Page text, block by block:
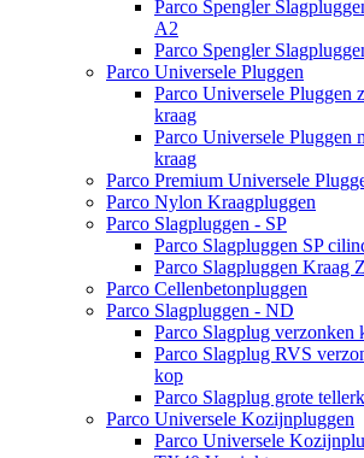
Parco Spengler
A2
Parco Spengler
Parco Universele Pluggen
Parco Universele Pluggen
kraag
Parco Universele Pluggen
kraag
Parco Premium Universele
Parco Nylon Kraagpluggen
Parco Slagpluggen - SP
Parco Slagpluggen SP
Parco Slagpluggen Kraag
Parco Cellenbetonpluggen
Parco Slagpluggen - ND
Parco Slagplug verzonken
Parco Slagplug RVS
kop
Parco Slagplug grote
Parco Universele Kozijnpluggen
Parco Universele